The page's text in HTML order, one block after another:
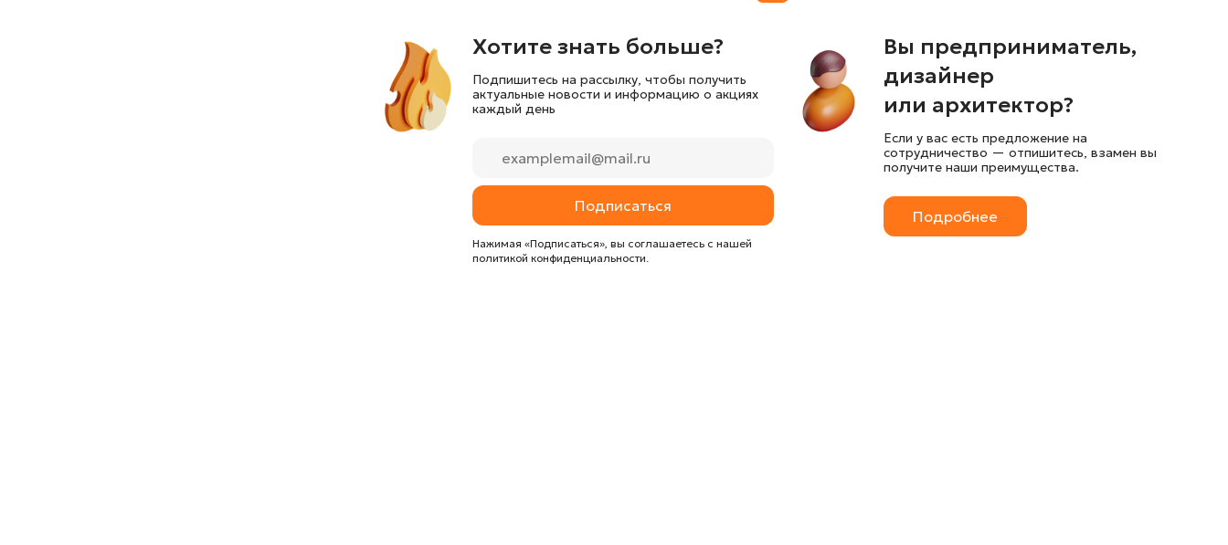
Хотите знать больше?
Подпишитесь на рассылку, чтобы получить
актуальные новости и информацию о акциях
каждый день
Подписаться
Нажимая «Подписаться», вы соглашаетесь с нашей
политикой конфиденциальности.
Вы предприниматель,
дизайнер
или архитектор?
Если у вас есть предложение на
сотрудничество — отпишитесь, взамен вы
получите наши преимущества.
Подробнее